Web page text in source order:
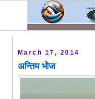
March 17, 2014
अन्तिम भोज